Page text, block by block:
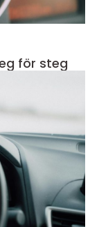
för steg